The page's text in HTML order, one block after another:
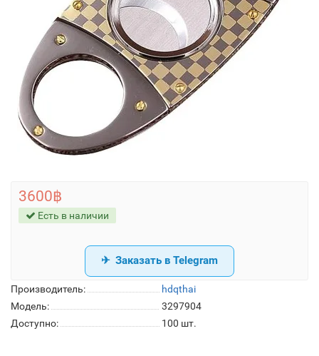
Производитель:
hdqthai
Модель:
3297904
Доступно:
100 шт.
3600฿
Есть в наличии
Заказать в Telegram